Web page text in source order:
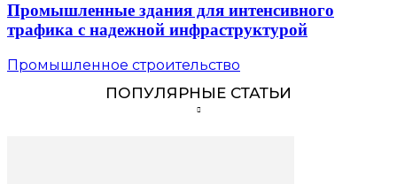
Промышленные здания для интенсивного
трафика с надежной инфраструктурой
Промышленное строительство
ПОПУЛЯРНЫЕ СТАТЬИ